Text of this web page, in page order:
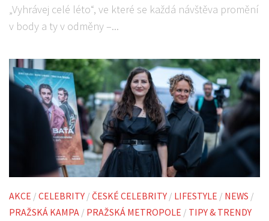
„Vyhrávej celé léto“, ve které se každá návštěva promění
v body a ty v odměny –...
AKCE / CELEBRITY / ČESKÉ CELEBRITY / LIFESTYLE / NEWS /
PRAŽSKÁ KAMPA / PRAŽSKÁ METROPOLE / TIPY & TRENDY